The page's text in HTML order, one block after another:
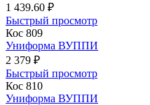
1 439.60 ₽
Быстрый просмотр
Кос 809
Униформа ВУППИ
2 379 ₽
Быстрый просмотр
Кос 810
Униформа ВУППИ